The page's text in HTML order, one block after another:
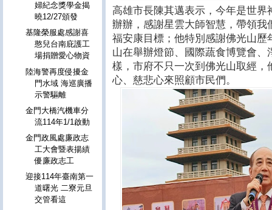
高雄市長陳其邁表示，今年是世
辦辦，感謝星雲大師智慧，帶領
福安康目標；他特別感謝佛光山
山在舉辦燈節、國際蔬食博覽會
樣，市府不只一次到佛光山取經
心、慈悲心來照顧市民們。
婦紀念獎學金揭
曉12/27頒發
基隆榮服處感謝喜
憨兒台南庇護工
場捐贈愛心物資
陸海警再度侵擾金
門水域 海巡廣播
示警驅離
金門大橋汽機車分
流114年1/1啟動
金門政風處廉政志
工大會暨表揚績
優廉政志工
迎接114年臺南第一
道曙光 二寮元旦
交管看這